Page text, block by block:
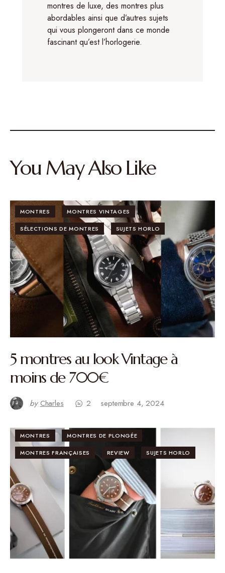
montres de luxe, des montres plus
abordables ainsi que d’autres sujets
qui vous plongeront dans ce monde
fascinant qu’est l’horlogerie.
You May Also Like
MONTRES MONTRES VINTAGES
SÉLECTIONS DE MONTRES SUJETS HORLO
5 montres au look Vintage à
moins de 700€
by Charles 2 septembre 4, 2024
MONTRES MONTRES DE PLONGÉE
MONTRES FRANÇAISES REVIEW SUJETS HORLO